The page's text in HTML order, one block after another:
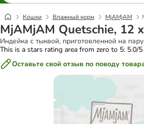
Кошки Влажный корм MjAMjAM
MjAMjAM Quetschie, 12
Индейка с тыквой, приготовленной на пару
This is a stars rating area from zero to 5: 5.0/5
Оставьте свой отзыв по поводу